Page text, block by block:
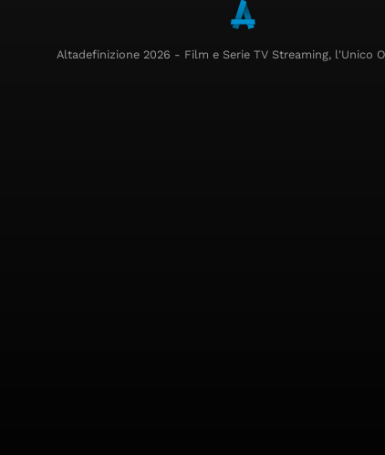
Altadefinizione 2026 - Film e Serie TV Streaming, l'Unico